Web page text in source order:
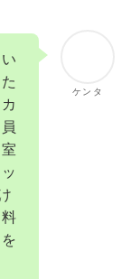
ケンタ